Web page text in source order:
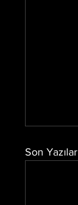
Son Yazılar